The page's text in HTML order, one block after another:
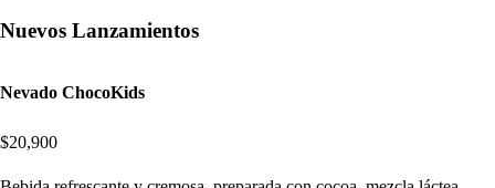
Nuevos Lanzamientos
Nevado ChocoKids
$20,900